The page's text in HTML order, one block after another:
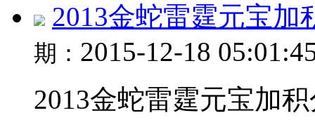
2013金蛇雷霆元宝加
期： 2015-12-18
2013金蛇雷霆元宝加